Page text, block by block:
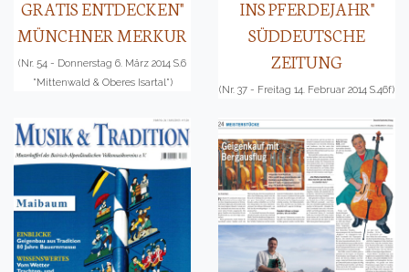
GRATIS ENTDECKEN"
MÜNCHNER MERKUR
(Nr. 54 - Donnerstag 6. März 2014 S.6
"Mittenwald & Oberes Isartal")
INS PFERDEJAHR"
SÜDDEUTSCHE
ZEITUNG
(Nr. 37 - Freitag 14. Februar 2014 S.46f)